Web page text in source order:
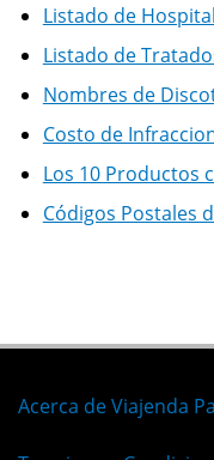
Listado de
Listado de
Nombres de
Costo de
Los 10 Productos
Códigos Postales
Acerca de Viajenda